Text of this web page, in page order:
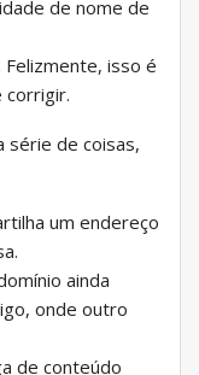
de nome de
Felizmente, isso é
corrigir.
série de coisas,
um endereço
ainda
onde outro
de conteúdo